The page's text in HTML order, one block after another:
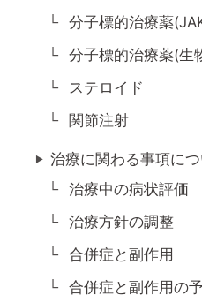
分子標的治療薬
分子標的治療薬(生
ステロイド
関節注射
治療に関わる事項に
治療中の病状評価
治療方針の調整
合併症と副作用
合併症と副作用の